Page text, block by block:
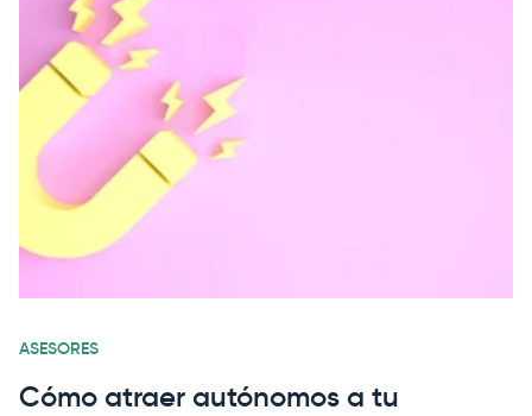
ASESORES
Cómo atraer autónomos a tu